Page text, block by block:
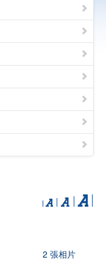
2 張相片